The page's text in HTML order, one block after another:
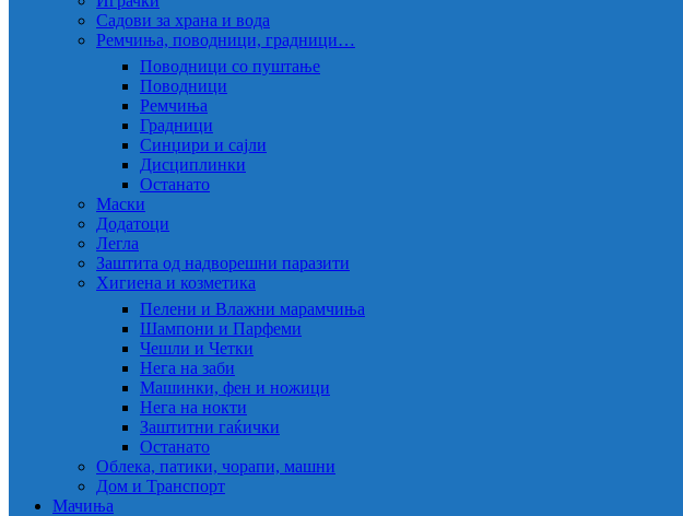
Садови за храна и вода
Ремчиња, поводници, градници…
Поводници со пуштање
Поводници
Ремчиња
Градници
Синџири и сајли
Дисциплинки
Останато
Маски
Додатоци
Легла
Заштита од надворешни паразити
Хигиена и козметика
Пелени и Влажни марамчиња
Шампони и Парфеми
Чешли и Четки
Нега на заби
Машинки, фен и ножици
Нега на нокти
Заштитни гаќички
Останато
Облека, патики, чорапи, машни
Дом и Транспорт
Мачиња